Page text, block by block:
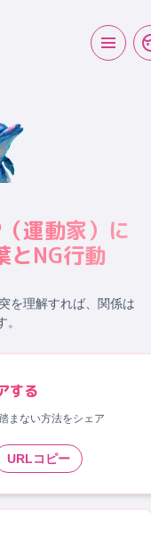
（運動家）に
とNG行動
を理解すれば、関係は
する
まない方法をシェア
URLコピー